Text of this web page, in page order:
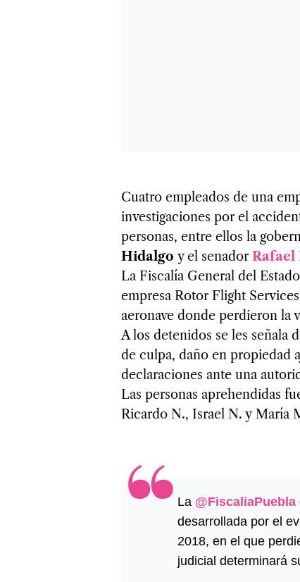
Cuatro empleados de una
investigaciones por el
personas, entre ellos la
Hidalgo y el senador Rafael
La Fiscalía General del
empresa Rotor Flight
aeronave donde perdieron la
A los detenidos se les señala
de culpa, daño en propiedad
declaraciones ante una
Las personas aprehendidas
Ricardo N., Israel N. y María
La @FiscaliaPuebla
desarrollada por el
2018, en el que
judicial determinará